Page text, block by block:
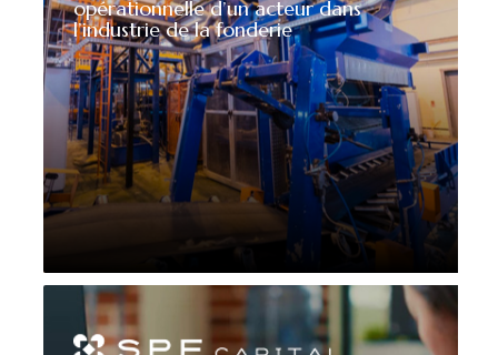
opérationnelle d’un acteur dans
l’industrie de la fonderie